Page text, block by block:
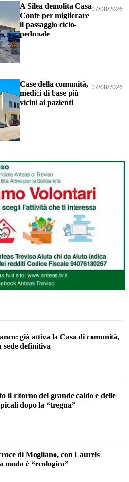
A Silea demolita Casa
Conte per migliorare
il passaggio ciclo-
pedonale
07/08/2026
Case della comunità,
medici di base più
vicini ai pazienti
07/08/2026
già attiva la Casa di comunità,
sede definitiva
il ritorno del grande caldo e delle
dopo la “tregua”
di Mogliano, con Laurels
moda è “ecologica”